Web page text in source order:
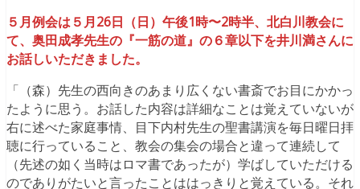
５月例会は５月26日（日）午後1時〜2時半、北白川教会に
て、奥田成孝先生の『一筋の道』の６章以下を井川満さんに
お話しいただきました。
「（森）先生の西向きのあまり広くない書斎でお目にかかっ
たように思う。お話した内容は詳細なことは覚えていないが
右に述べた家庭事情、目下内村先生の聖書講演を毎日曜日拝
聴に行っていること、教会の集会の場合と違って連続して
（先述の如く当時はロマ書であったが）学ばしていただける
のでありがたいと言ったことははっきりと覚えている。それ